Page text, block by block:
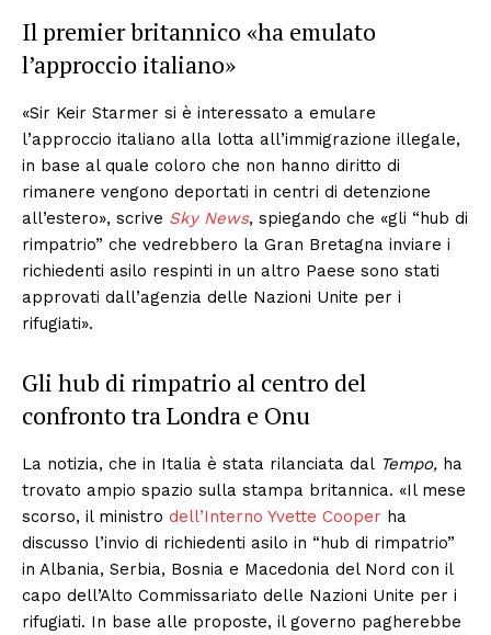
Il premier britannico «ha emulato
l’approccio italiano»
«Sir Keir Starmer si è interessato a emulare
l’approccio italiano alla lotta all’immigrazione illegale,
in base al quale coloro che non hanno diritto di
rimanere vengono deportati in centri di detenzione
all’estero», scrive Sky News, spiegando che «gli “hub di
rimpatrio” che vedrebbero la Gran Bretagna inviare i
richiedenti asilo respinti in un altro Paese sono stati
approvati dall’agenzia delle Nazioni Unite per i
rifugiati».
Gli hub di rimpatrio al centro del
confronto tra Londra e Onu
La notizia, che in Italia è stata rilanciata dal Tempo, ha
trovato ampio spazio sulla stampa britannica. «Il mese
scorso, il ministro dell’Interno Yvette Cooper ha
discusso l’invio di richiedenti asilo in “hub di rimpatrio”
in Albania, Serbia, Bosnia e Macedonia del Nord con il
capo dell’Alto Commissariato delle Nazioni Unite per i
rifugiati. In base alle proposte, il governo pagherebbe